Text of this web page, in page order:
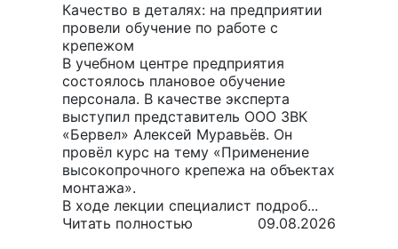
Качество в деталях: на предприятии
провели обучение по работе с
крепежом
В учебном центре предприятия
состоялось плановое обучение
персонала. В качестве эксперта
выступил представитель ООО ЗВК
«Бервел» Алексей Муравьёв. Он
провёл курс на тему «Применение
высокопрочного крепежа на объектах
монтажа».
В ходе лекции специалист подроб...
Читать полностью
09.08.2026